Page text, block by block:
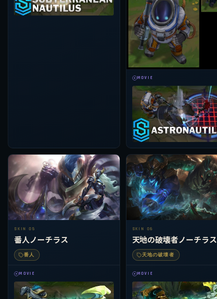
MOVIE
SKIN 05
番人ノーチラス
番人
MOVIE
SKIN 06
天地の破壊者ノーチラス
天地の破壊者
MOVIE